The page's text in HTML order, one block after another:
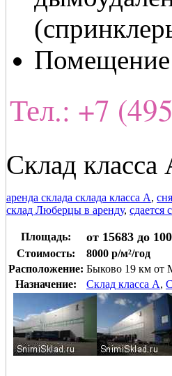
Помещение
Тел.: +7
Склад
аренда склада склада класса А,
склад Люберцы в аренду, сдается
Площадь: от 15683 до
Стоимость:
8000 р/м²/год
Расположение: Быково 19 км
Назначение:
Склад класса A,